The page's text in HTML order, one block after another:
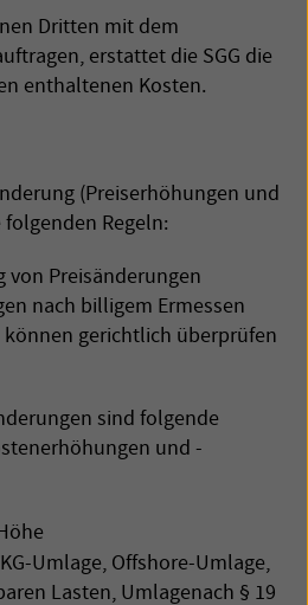
Dritten mit dem
erstattet die SGG die
enthaltenen Kosten.
(Preiserhöhungen und
Regeln:
von Preisänderungen
nach billigem Ermessen
können gerichtlich überprüfen
sind folgende
und -
-Umlage, Offshore-Umlage,
Lasten, Umlagenach § 19